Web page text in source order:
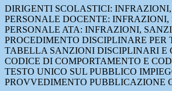
DIRIGENTI SCOLASTICI:
PERSONALE DOCENTE:
PERSONALE ATA: INFRAZIONI,
PROCEDIMENTO DISCIPLINARE
TABELLA SANZIONI DISCIPLINARI E
CODICE DI COMPORTAMENTO E
TESTO UNICO SUL PUBBLICO
PROVVEDIMENTO PUBBLICAZIONE